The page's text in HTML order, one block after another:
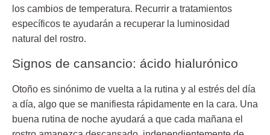
los cambios de temperatura. Recurrir a tratamientos
específicos te ayudarán a recuperar la luminosidad
natural del rostro.
Signos de cansancio: ácido hialurónico
Otoño es sinónimo de vuelta a la rutina y al estrés del día
a día, algo que se manifiesta rápidamente en la cara. Una
buena rutina de noche ayudará a que cada mañana el